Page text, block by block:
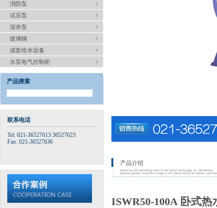
消防泵
试压泵
深井泵
玻璃钢
成套给水设备
水泵电气控制柜
产品搜索
联系电话
Tel: 021-36527613 36527623
Fax: 021-36527636
产品介绍
ISWR50-100A 卧式热